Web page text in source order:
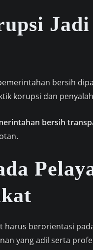
bersih
korupsi dan
bersih
harus berorientasi
yang adil serta